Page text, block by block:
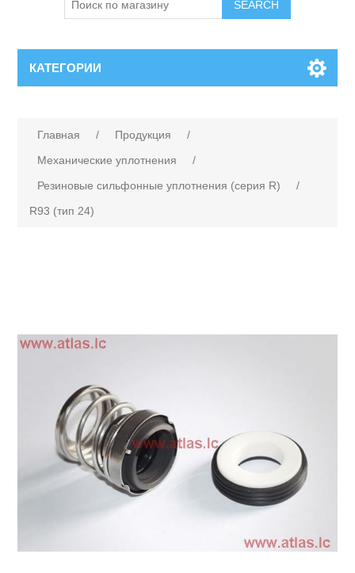
КАТЕГОРИИ
Главная / Продукция
/
Механические уплотнения
/
Резиновые сильфонные уплотнения (серия R)
/
R93 (тип 24)